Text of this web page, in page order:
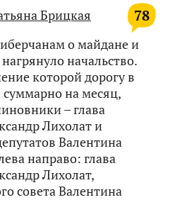
78
Брицкая
о майдане и
начальство.
которой дорогу в
суммарно на месяц,
– глава
Лихолат и
Валентина
направо: глава
Лихолат,
совета Валентина